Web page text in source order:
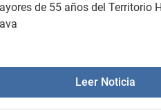
de 55 años del Territorio
Leer Noticia